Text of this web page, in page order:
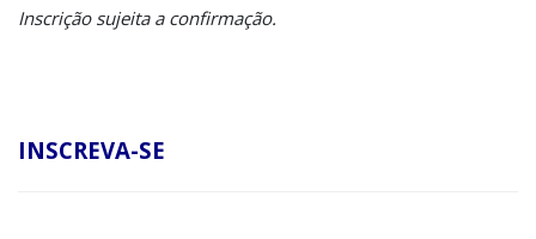
Inscrição sujeita a confirmação.
INSCREVA-SE